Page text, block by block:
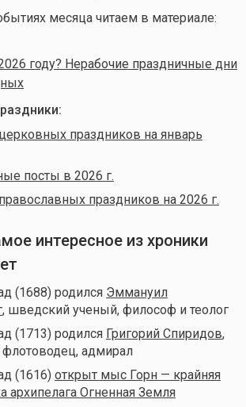
месяца читаем в материале:
году? Нерабочие праздничные дни
праздников на январь
посты в 2026 г.
праздников на 2026 г.
интересное из хроники
(1688) родился Эммануил
, шведский ученый, философ и теолог
(1713) родился Григорий Спиридов,
флотоводец, адмирал
(1616) открыт мыс Горн — крайняя
архипелага Огненная Земля